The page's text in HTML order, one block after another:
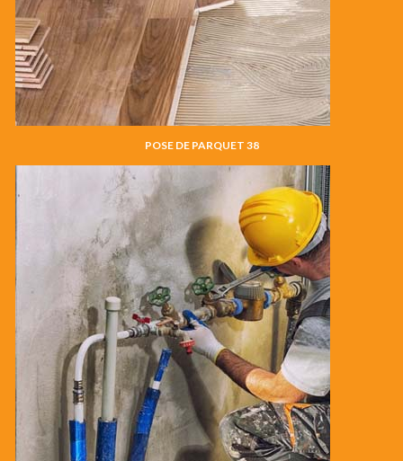
POSE DE PARQUET 38